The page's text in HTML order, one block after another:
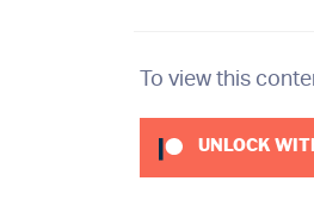
To view this
UNLOCK